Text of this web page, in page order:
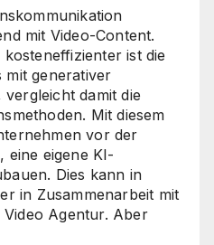
ist
mit Video-Content.
ist die
mit generativer
damit die
Mit diesem
vor der
eine eigene KI-
Dies kann in
in Zusammenarbeit mit
Agentur. Aber